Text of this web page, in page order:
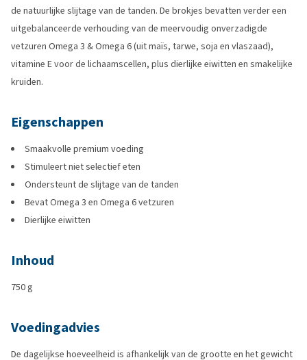
de natuurlijke slijtage van de tanden. De brokjes bevatten verder een
uitgebalanceerde verhouding van de meervoudig onverzadigde
vetzuren Omega 3 & Omega 6 (uit maïs, tarwe, soja en vlaszaad),
vitamine E voor de lichaamscellen, plus dierlijke eiwitten en smakelijke
kruiden.
Eigenschappen
Smaakvolle premium voeding
Stimuleert niet selectief eten
Ondersteunt de slijtage van de tanden
Bevat Omega 3 en Omega 6 vetzuren
Dierlijke eiwitten
Inhoud
750 g
Voedingadvies
De dagelijkse hoeveelheid is afhankelijk van de grootte en het gewicht